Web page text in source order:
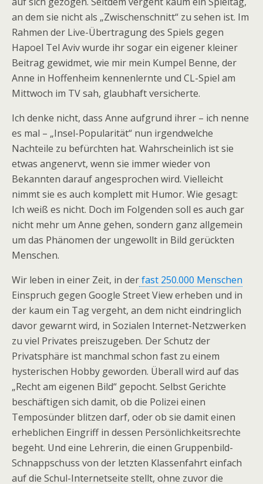
an dem sie nicht als „Zwischenschnitt“ zu sehen ist. Im
Rahmen der Live-Übertragung des Spiels gegen
Hapoel Tel Aviv wurde ihr sogar ein eigener kleiner
Beitrag gewidmet, wie mir mein Kumpel Benne, der
Anne in Hoffenheim kennenlernte und CL-Spiel am
Mittwoch im TV sah, glaubhaft versicherte.
Ich denke nicht, dass Anne aufgrund ihrer – ich nenne
es mal – „Insel-Popularität“ nun irgendwelche
Nachteile zu befürchten hat. Wahrscheinlich ist sie
etwas angenervt, wenn sie immer wieder von
Bekannten darauf angesprochen wird. Vielleicht
nimmt sie es auch komplett mit Humor. Wie gesagt:
Ich weiß es nicht. Doch im Folgenden soll es auch gar
nicht mehr um Anne gehen, sondern ganz allgemein
um das Phänomen der ungewollt in Bild gerückten
Menschen.
Wir leben in einer Zeit, in derfast 250.000 Menschen
Einspruch gegen Google Street View erheben und in
der kaum ein Tag vergeht, an dem nicht eindringlich
davor gewarnt wird, in Sozialen Internet-Netzwerken
zu viel Privates preiszugeben. Der Schutz der
Privatsphäre ist manchmal schon fast zu einem
hysterischen Hobby geworden. Überall wird auf das
„Recht am eigenen Bild“ gepocht. Selbst Gerichte
beschäftigen sich damit, ob die Polizei einen
Temposünder blitzen darf, oder ob sie damit einen
erheblichen Eingriff in dessen Persönlichkeitsrechte
begeht. Und eine Lehrerin, die einen Gruppenbild-
Schnappschuss von der letzten Klassenfahrt einfach
auf die Schul-Internetseite stellt, ohne zuvor die